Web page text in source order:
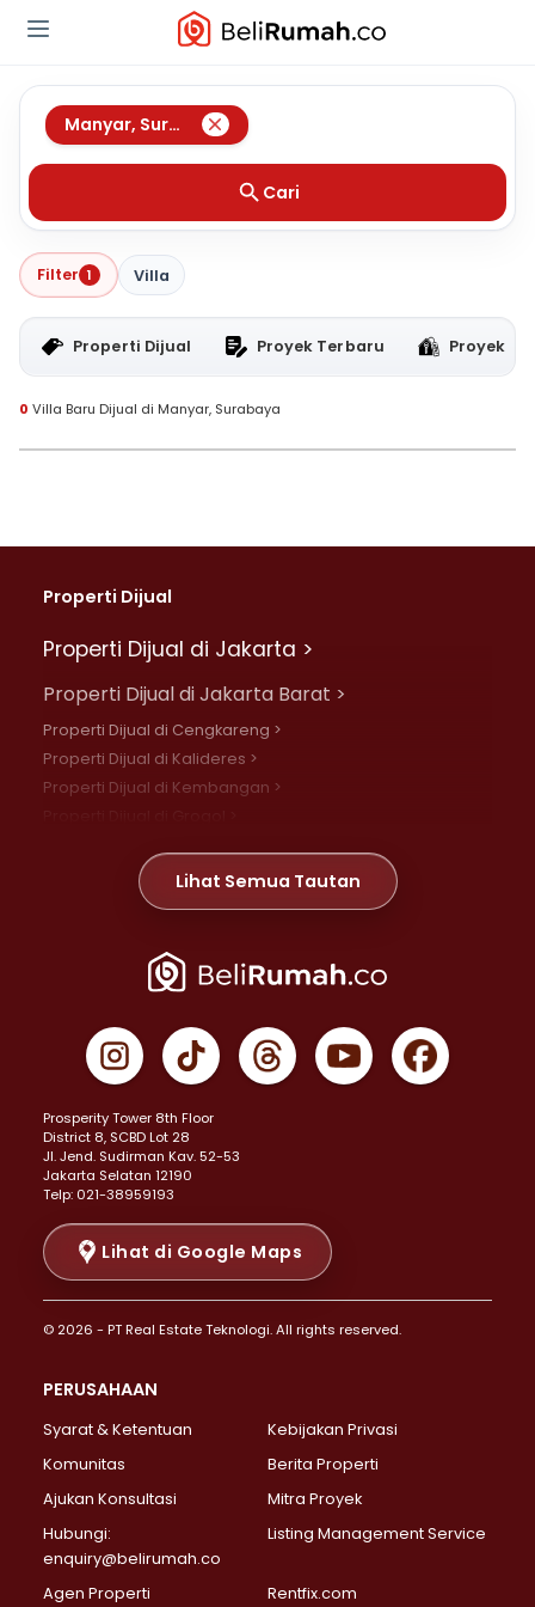
Manyar, Surabaya
Cari
Filter 1 Villa
Properti Dijual Proyek Terbaru Proyek
0 Villa Baru Dijual di Manyar, Surabaya
Properti Dijual
Properti Dijual di Jakarta >
Properti Dijual di Jakarta Barat >
Properti Dijual di Cengkareng >
Properti Dijual di Kalideres >
Properti Dijual di Kembangan >
Properti Dijual di Meruya >
Properti Dijual di Jelambar >
Properti Dijual di Jakarta Pusat >
Properti Dijual di Gambir >
Properti Dijual di Johar Baru >
Properti Dijual di Menteng >
Properti Dijual di Senen >
Properti Dijual di Tanah Abang >
Properti Dijual di Cikini >
Properti Dijual di Kramat >
Properti Dijual di Pasar Baru >
Properti Dijual di Bendungan Hilir >
Properti Dijual di Jakarta Selatan >
Properti Dijual di Lebak Bulus >
Properti Dijual di Gandaria Selatan >
Properti Dijual di Pondok Labu >
Properti Dijual di Lenteng Agung >
Properti Dijual di Senayan >
Properti Dijual di Pondok Pinang >
Lihat Semua Tautan
Prosperity Tower 8th Floor
District 8, SCBD Lot 28
JI. Jend. Sudirman Kav. 52-53
Jakarta Selatan 12190
Telp: 021-38959193
Lihat di Google Maps
© 2026 - PT Real Estate Teknologi. All rights reserved.
PERUSAHAAN
Syarat & Ketentuan
Kebijakan Privasi
Komunitas
Berita Properti
Ajukan Konsultasi
Mitra Proyek
Hubungi:
enquiry@belirumah.co
Listing Management Service
Agen Properti Rentfix.com